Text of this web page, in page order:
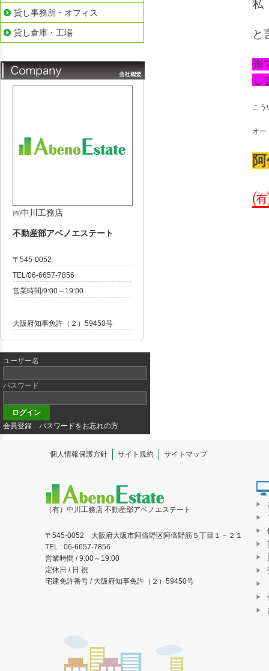
私
と
※
し
こう
オー
貸し事務所・オフィス
貸し倉庫・工場
㈲中川工務店
不動産部アベノエステート
〒545-0052
TEL/06-6657-7856
営業時間/9:00～19:00
大阪府知事免許（２）59450号
ユーザー名
パスワード
会員登録 パスワードをお忘れの方
個人情報保護方針 サイト規約 サイトマップ
（有）中川工務店 不動産部アベノエステート
〒545-0052 大阪府大阪市阿倍野区阿倍野筋５丁目１－２１
TEL : 06-6657-7856
営業時間 / 9:00～19:00
定休日 / 日 祝
宅建免許番号 / 大阪府知事免許（２）59450号